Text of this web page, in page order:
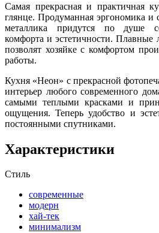
Самая прекрасная и практичная
глянце. Продуманная эргономика и
металлика придутся по душе
комфорта и эстетичности.
позволят хозяйке с комфортом
работы.
Кухня «Неон» с прекрасной
интерьер любого современного
самыми теплыми красками и
ощущения. Теперь удобство и
постоянными спутниками.
Характеристики
Стиль
современные
модерн
хай-тек
минимализм